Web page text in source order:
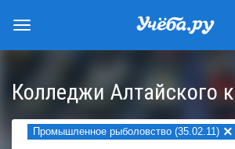
Колледжи Алтайского
Промышленное рыболовство (35.02.11) ×